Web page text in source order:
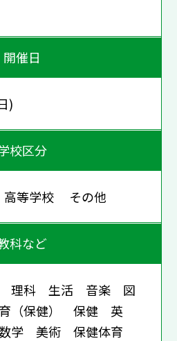
開催日
)
校区分
等学校 その他
科など
理科 生活 音楽 図
（保健） 保健 英
学 美術 保健体育